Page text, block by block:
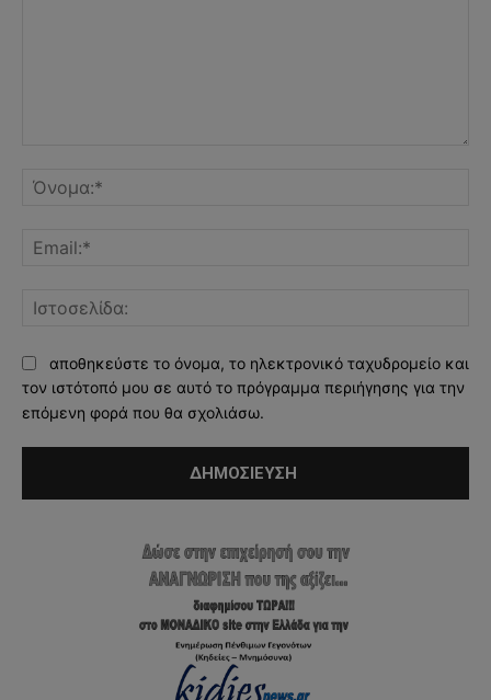
αποθηκεύστε το όνομα, το ηλεκτρονικό ταχυδρομείο και
τον ιστότοπό μου σε αυτό το πρόγραμμα περιήγησης για την
επόμενη φορά που θα σχολιάσω.